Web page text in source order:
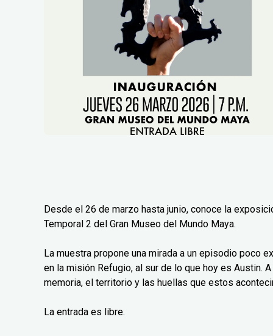
Desde el 26 de marzo hasta junio, conoce la
Temporal 2 del Gran Museo del Mundo Maya.
La muestra propone una mirada a un episodio poco
en la misión Refugio, al sur de lo que hoy es Austin.
memoria, el territorio y las huellas que estos
La entrada es libre.